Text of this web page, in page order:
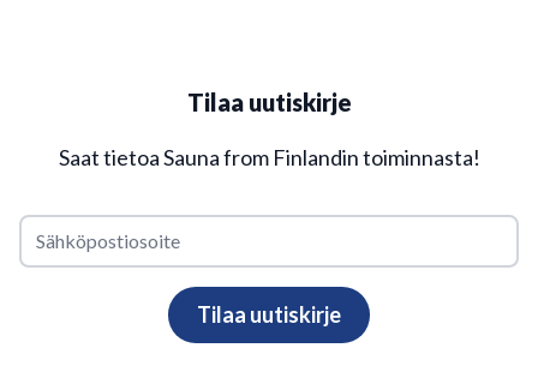
Tilaa uutiskirje
Saat tietoa Sauna from Finlandin toiminnasta!